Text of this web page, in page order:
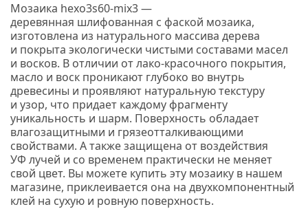
Мозаика hexo3s60-mix3 —
деревянная шлифованная с фаской мозаика,
изготовлена из натурального массива дерева
и покрыта экологически чистыми составами масел
и восков. В отличии от лако-красочного покрытия,
масло и воск проникают глубоко во внутрь
древесины и проявляют натуральную текстуру
и узор, что придает каждому фрагменту
уникальность и шарм. Поверхность обладает
влагозащитными и грязеотталкивающими
свойствами. А также защищена от воздействия
УФ лучей и со временем практически не меняет
свой цвет. Вы можете купить эту мозаику в нашем
магазине, приклеивается она на двухкомпонентный
клей на сухую и ровную поверхность.